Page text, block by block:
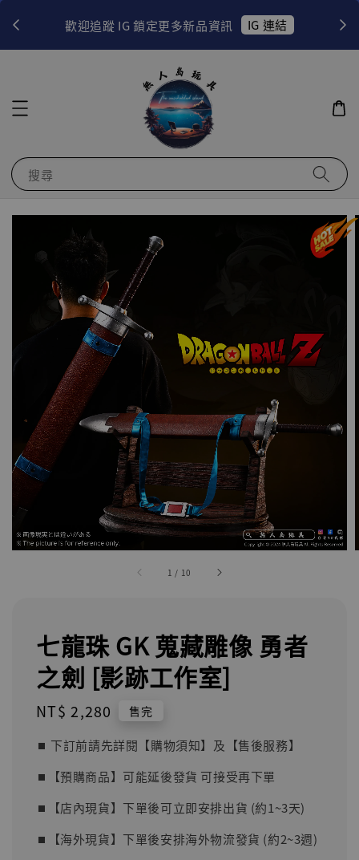
歡迎追蹤 IG 鎖定更多新品資訊 IG 連結
搜尋
1 / 10
七龍珠 GK 蒐藏雕像 勇者
之劍 [影跡工作室]
Regular
NT$ 2,280 售完
⏹︎ 下訂前請先詳閱【購物須知】及【售後服務】
⏹︎【預購商品】可能延後發貨 可接受再下單
⏹︎【店內現貨】下單後可立即安排出貨 (約1~3天)
⏹︎【海外現貨】下單後安排海外物流發貨 (約2~3週)